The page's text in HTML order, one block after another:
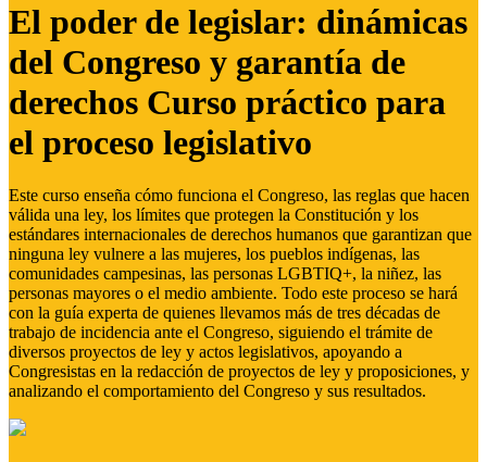
El poder de legislar: dinámicas
del Congreso y garantía de
derechos Curso práctico para
el proceso legislativo
Este curso enseña cómo funciona el Congreso, las reglas que hacen
válida una ley, los límites que protegen la Constitución y los
estándares internacionales de derechos humanos que garantizan que
ninguna ley vulnere a las mujeres, los pueblos indígenas, las
comunidades campesinas, las personas LGBTIQ+, la niñez, las
personas mayores o el medio ambiente. Todo este proceso se hará
con la guía experta de quienes llevamos más de tres décadas de
trabajo de incidencia ante el Congreso, siguiendo el trámite de
diversos proyectos de ley y actos legislativos, apoyando a
Congresistas en la redacción de proyectos de ley y proposiciones, y
analizando el comportamiento del Congreso y sus resultados.